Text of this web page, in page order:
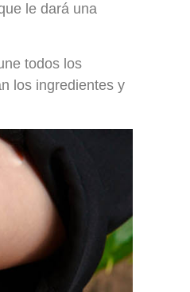
le dará una
todos los
los ingredientes y